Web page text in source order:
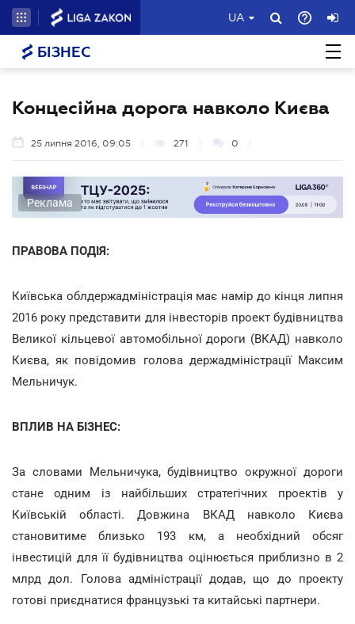
UA
БІЗНЕС
Концесійна дорога навколо Києва
25 липня 2016, 09:05 271 0
Реклама
ПРАВОВА ПОДІЯ:
Київська облдержадміністрація має намір до кінця липня
2016 року представити для інвесторів проект будівництва
Великої кільцевої автомобільної дороги (ВКАД) навколо
Києва, як повідомив голова держадміністрації Максим
Мельничук.
ВПЛИВ НА БІЗНЕС:
За словами Мельничука, будівництво окружної дороги
стане одним із найбільших стратегічних проектів у
Київській області. Довжина ВКАД навколо Києва
становитиме близько 193 км, а необхідний обсяг
інвестицій для її будівництва оцінюється приблизно в 2
млрд дол. Голова адміністрації додав, що до проекту
готові приєднатися французькі та китайські партнери.